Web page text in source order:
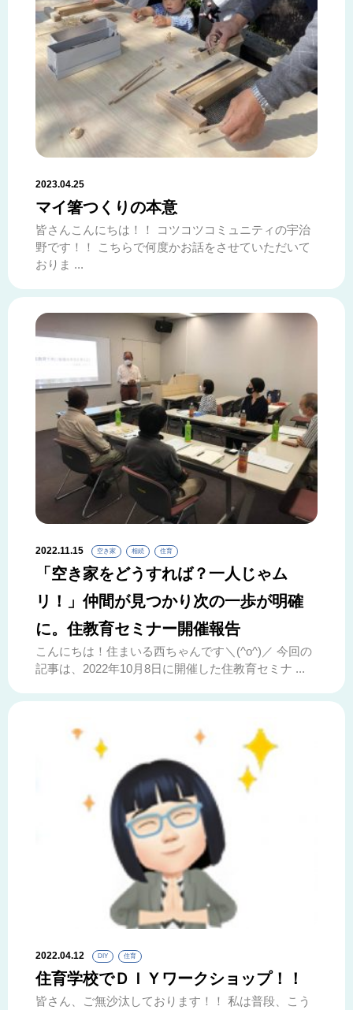
2023.04.25
マイ箸つくりの本意
皆さんこんにちは！！ コツコツコミュニティの宇治
野です！！ こちらで何度かお話をさせていただいて
おりま ...
2022.11.15 空き家 相続 住育
「空き家をどうすれば？一人じゃム
リ！」仲間が見つかり次の一歩が明確
に。住教育セミナー開催報告
こんにちは！住まいる西ちゃんです＼(^o^)／ 今回の
記事は、2022年10月8日に開催した住教育セミナ ...
2022.04.12 DIY 住育
住育学校でＤＩＹワークショップ！！
皆さん、ご無沙汰しております！！ 私は普段、こう